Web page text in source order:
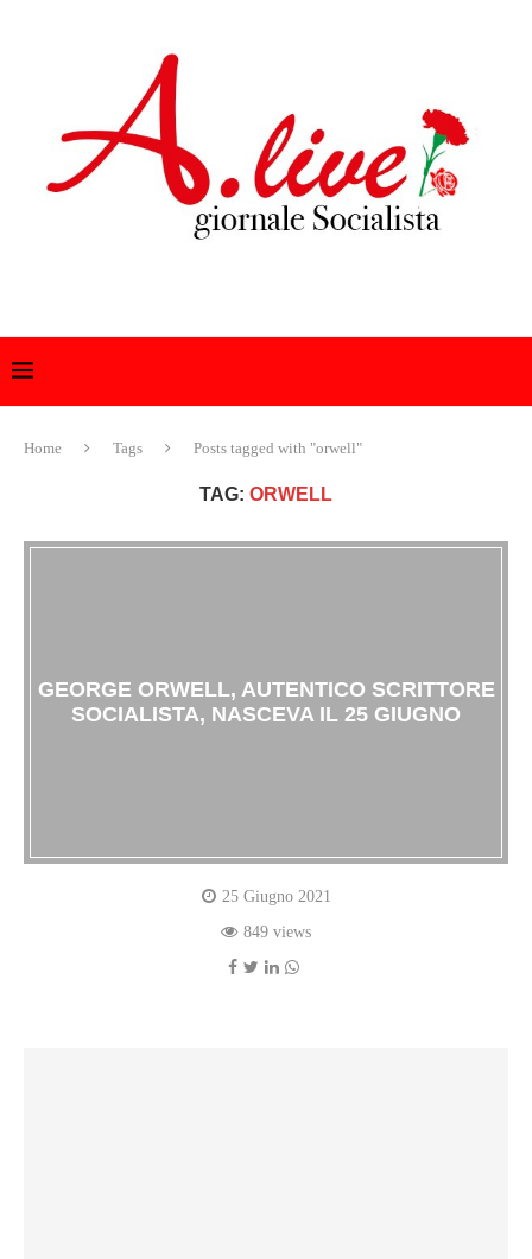
Home Tags Posts tagged with "orwell"
TAG: ORWELL
GEORGE ORWELL, AUTENTICO SCRITTORE
SOCIALISTA, NASCEVA IL 25 GIUGNO
25 Giugno 2021
849 views